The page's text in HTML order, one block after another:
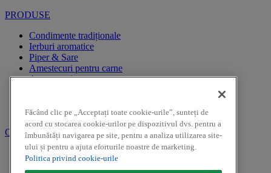
PRODUSE
Condimente tradiționale
Ierburi aromatice
Piper & Sare
Amestecuri pentru carne
Amestecuri pentru pește
Muștar
CAMPANII PROMOTIONALE
REGULAMENTE CAMPANII PROMOTIONALE
CAMPANII PROMOTIONALE
Făcând clic pe „Acceptați toate cookie-urile”, sunteți de
acord cu stocarea cookie-urilor pe dispozitivul dvs. pentru a
îmbunătăți navigarea pe site, pentru a analiza utilizarea site-
ului și pentru a ajuta eforturile noastre de marketing.
Politica privind cookie-urile